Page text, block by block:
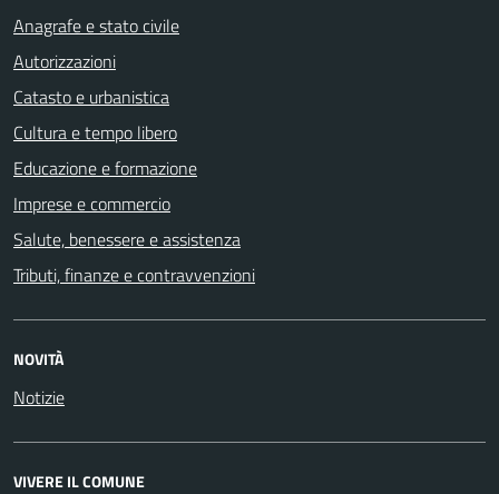
Anagrafe e stato civile
Autorizzazioni
Catasto e urbanistica
Cultura e tempo libero
Educazione e formazione
Imprese e commercio
Salute, benessere e assistenza
Tributi, finanze e contravvenzioni
NOVITÀ
Notizie
VIVERE IL COMUNE